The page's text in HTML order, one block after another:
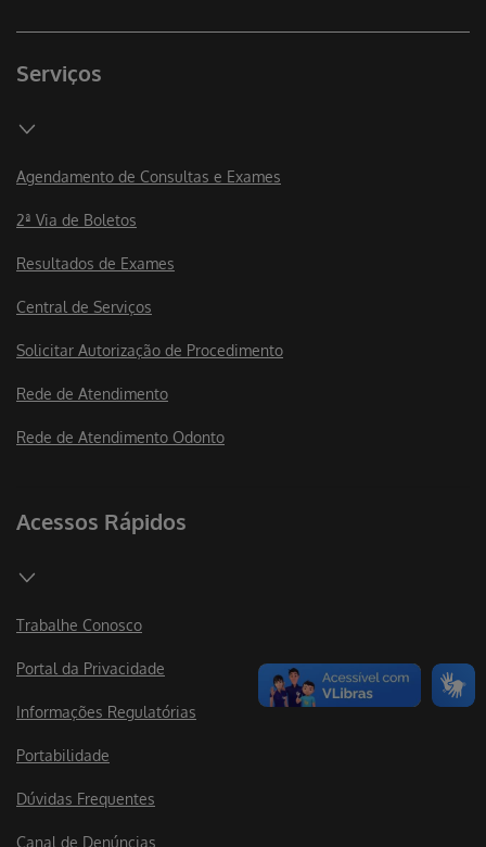
Serviços
Agendamento de Consultas e Exames
2ª Via de Boletos
Resultados de Exames
Central de Serviços
Solicitar Autorização de Procedimento
Rede de Atendimento
Rede de Atendimento Odonto
Acessos Rápidos
Trabalhe Conosco
Portal da Privacidade
Informações Regulatórias
Portabilidade
Dúvidas Frequentes
Canal de Denúncias